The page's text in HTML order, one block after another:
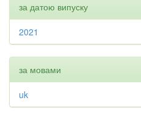
за датою випуску
2021
за мовами
uk